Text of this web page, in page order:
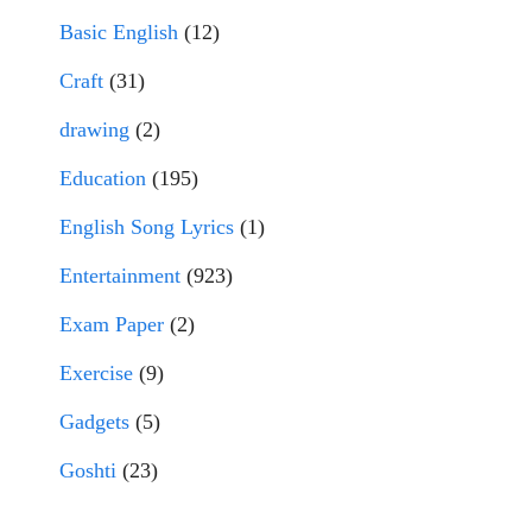
Basic English (12)
Craft (31)
drawing (2)
Education (195)
English Song Lyrics (1)
Entertainment (923)
Exam Paper (2)
Exercise (9)
Gadgets (5)
Goshti (23)